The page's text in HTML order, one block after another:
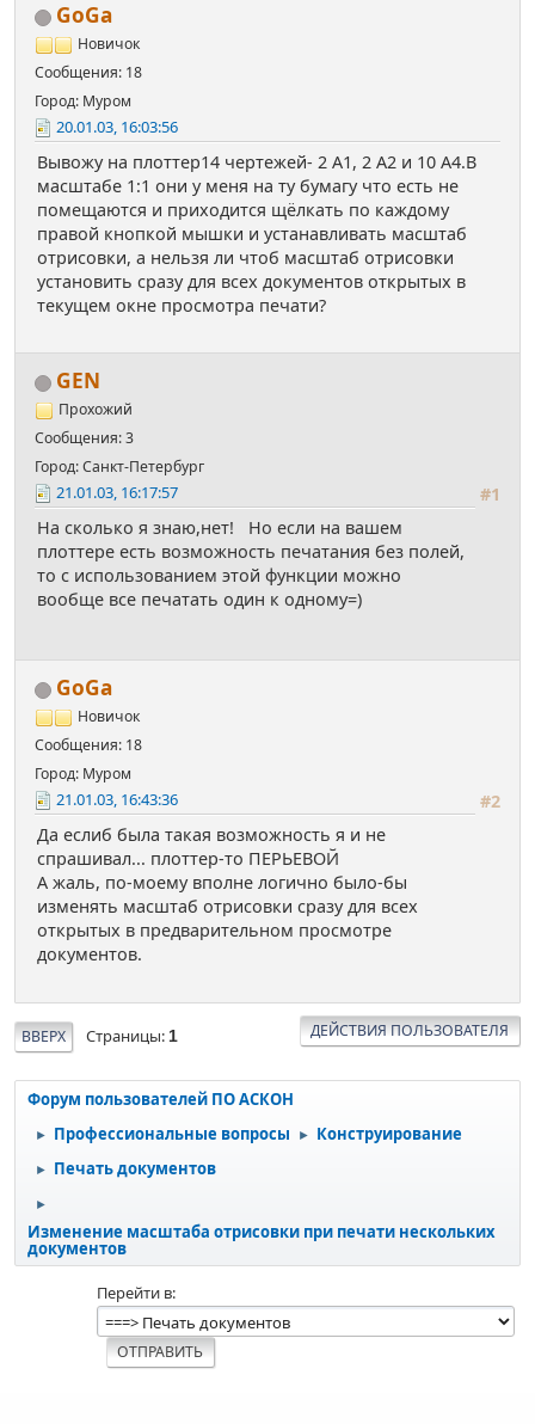
GoGa
Новичок
Сообщения: 18
Город: Муром
20.01.03, 16:03:56
Вывожу на плоттер14 чертежей- 2 А1, 2 А2 и 10 А4.В
масштабе 1:1 они у меня на ту бумагу что есть не
помещаются и приходится щёлкать по каждому
правой кнопкой мышки и устанавливать масштаб
отрисовки, а нельзя ли чтоб масштаб отрисовки
установить сразу для всех документов открытых в
текущем окне просмотра печати?
GEN
Прохожий
Сообщения: 3
Город: Санкт-Петербург
#1
21.01.03, 16:17:57
На сколько я знаю,нет! Но если на вашем
плоттере есть возможность печатания без полей,
то с использованием этой функции можно
вообще все печатать один к одному=)
GoGa
Новичок
Сообщения: 18
Город: Муром
#2
21.01.03, 16:43:36
Да еслиб была такая возможность я и не
спрашивал... плоттер-то ПЕРЬЕВОЙ
А жаль, по-моему вполне логично было-бы
изменять масштаб отрисовки сразу для всех
открытых в предварительном просмотре
документов.
ВВЕРХ Страницы 1 ДЕЙСТВИЯ ПОЛЬЗОВАТЕЛЯ
Форум пользователей ПО АСКОН
► Профессиональные вопросы ► Конструирование
► Печать документов
►
Изменение масштаба отрисовки при печати нескольких
документов
Перейти в